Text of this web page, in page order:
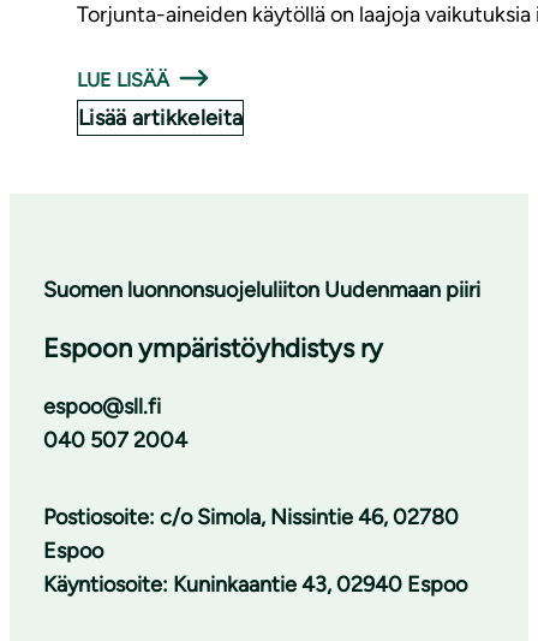
Torjunta-aineiden käytöllä on laajoja
LUE LISÄÄ
Lisää artikkeleita
Suomen luonnonsuojeluliiton Uudenmaan piiri
Espoon ympäristöyhdistys ry
espoo@sll.fi
040 507 2004
Postiosoite: c/o Simola, Nissintie 46, 02780
Espoo
Käyntiosoite: Kuninkaantie 43, 02940 Espoo